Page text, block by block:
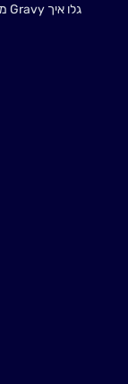
גלו איך Gravy מחברת בין הזמנות האורחים לתפעול המסעדה.